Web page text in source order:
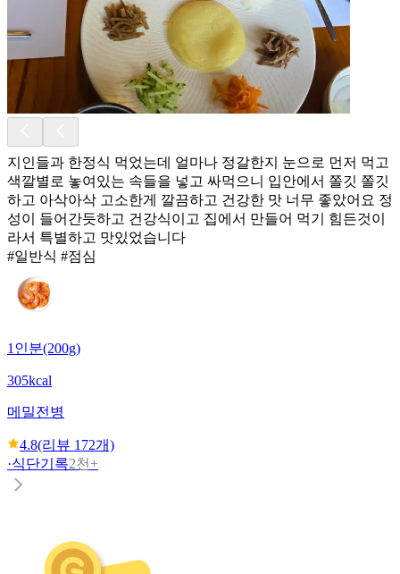
지인들과 한정식 먹었는데 얼마나 정갈한지 눈으로 먼저 먹고
색깔별로 놓여있는 속들을 넣고 싸먹으니 입안에서 쫄깃 쫄깃
하고 아삭아삭 고소한게 깔끔하고 건강한 맛 너무 좋았어요 정
성이 들어간듯하고 건강식이고 집에서 만들어 먹기 힘든것이
라서 특별하고 맛있었습니다
#일반식 #점심
1인분(200g)
305kcal
메밀전병
4.8(리뷰 172개)
·식단기록2천+